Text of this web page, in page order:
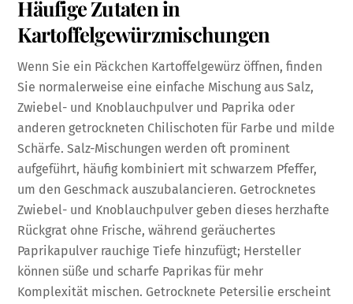
Häufige Zutaten in
Kartoffelgewürzmischungen
Wenn Sie ein Päckchen Kartoffelgewürz öffnen, finden
Sie normalerweise eine einfache Mischung aus Salz,
Zwiebel- und Knoblauchpulver und Paprika oder
anderen getrockneten Chilischoten für Farbe und milde
Schärfe. Salz-Mischungen werden oft prominent
aufgeführt, häufig kombiniert mit schwarzem Pfeffer,
um den Geschmack auszubalancieren. Getrocknetes
Zwiebel- und Knoblauchpulver geben dieses herzhafte
Rückgrat ohne Frische, während geräuchertes
Paprikapulver rauchige Tiefe hinzufügt; Hersteller
können süße und scharfe Paprikas für mehr
Komplexität mischen. Getrocknete Petersilie erscheint